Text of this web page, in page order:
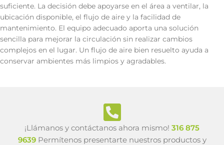
suficiente. La decisión debe apoyarse en el área a ventilar, la
ubicación disponible, el flujo de aire y la facilidad de
mantenimiento. El equipo adecuado aporta una solución
sencilla para mejorar la circulación sin realizar cambios
complejos en el lugar. Un flujo de aire bien resuelto ayuda a
conservar ambientes más limpios y agradables.
¡Llámanos y contáctanos ahora mismo! 316 875
9639Permítenos presentarte nuestros productos y